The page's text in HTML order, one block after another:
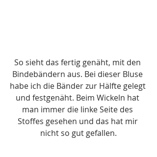
So sieht das fertig genäht, mit den
Bindebändern aus. Bei dieser Bluse
habe ich die Bänder zur Hälfte gelegt
und festgenäht. Beim Wickeln hat
man immer die linke Seite des
Stoffes gesehen und das hat mir
nicht so gut gefallen.